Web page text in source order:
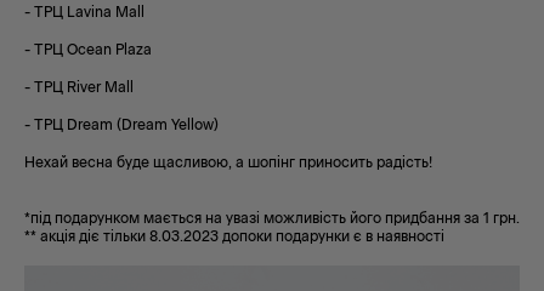
- ТРЦ Lavina Mall
- ТРЦ Ocean Plaza
- ТРЦ River Mall
- ТРЦ Dream (Dream Yellow)
Нехай весна буде щасливою, а шопінг приносить радість!
*під подарунком мається на увазі можливість його придбання за 1 грн.
** акція діє тільки 8.03.2023 допоки подарунки є в наявності